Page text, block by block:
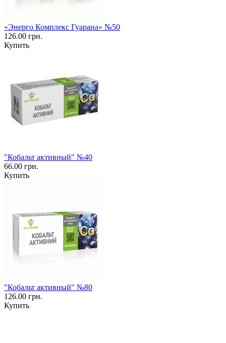
«Энерго Комплекс Гуарана» №50
126.00 грн.
Купить
"Кобальт активный" №40
66.00 грн.
Купить
"Кобальт активный" №80
126.00 грн.
Купить